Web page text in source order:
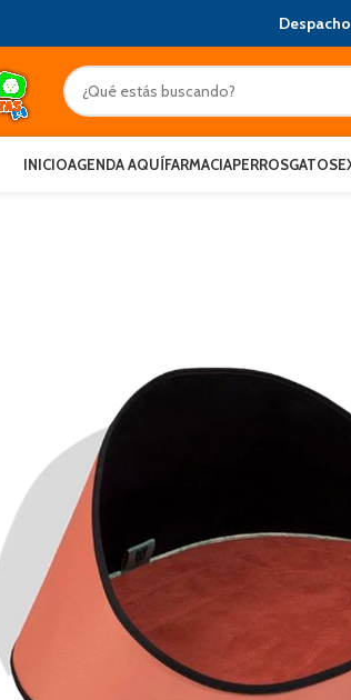
INICIOAGENDA AQUÍFARMACIAPERROSGATOS